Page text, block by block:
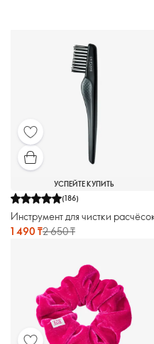
УСПЕЙТЕ КУПИТЬ
(186)
Инструмент для чистки
1 490 ₸2 650 ₸